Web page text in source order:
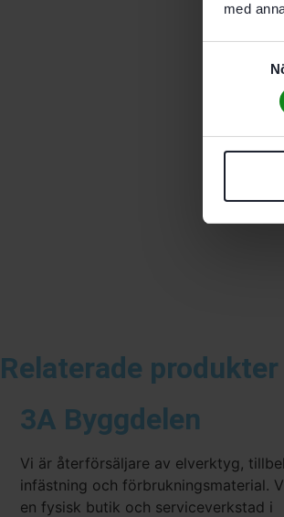
med
Relaterade produkter
3A Byggdelen
Vi är återförsäljare av elverktyg,
infästning och förbrukningsmaterial.
en fysisk butik och serviceverkstad i